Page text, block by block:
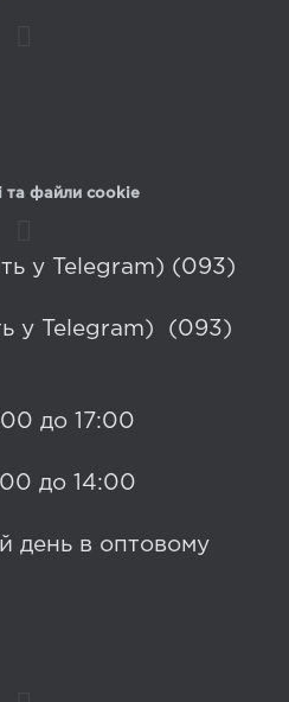
та файли cookie
у Telegram) (093)
у Telegram) (093)
до 17:00
до 14:00
день в оптовому